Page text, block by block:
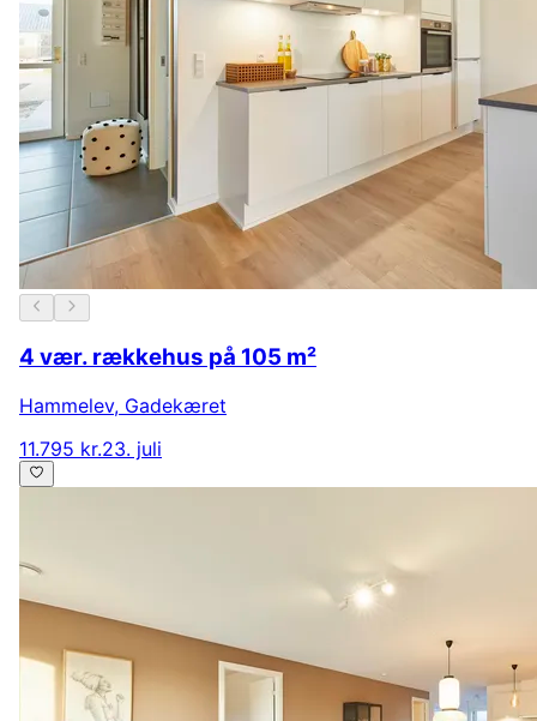
4 vær. rækkehus på 105 m²
Hammelev, Gadekæret
11.795 kr.23. juli